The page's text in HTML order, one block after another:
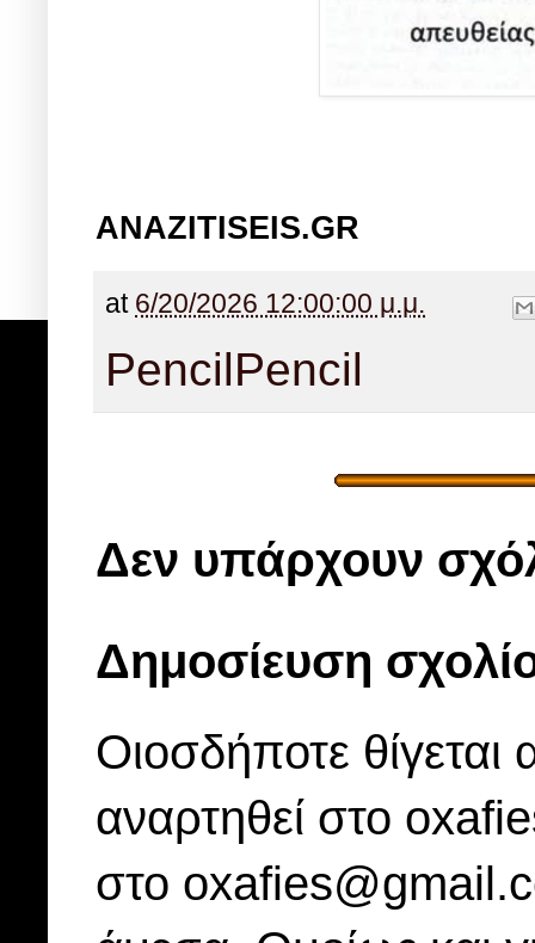
ANAZITISEIS.GR
at 6/20/2026 12:00:00 μ.μ.
PencilPencil
Δεν υπάρχουν
Δημοσίευση
Οιοσδήποτε
αναρτηθεί στο
στο